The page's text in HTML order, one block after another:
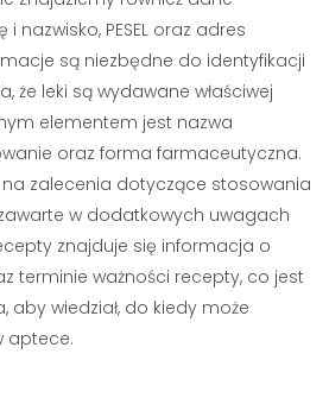
nazwisko, PESEL oraz adres
są niezbędne do identyfikacji
że leki są wydawane właściwej
elementem jest nazwa
oraz forma farmaceutyczna.
zalecenia dotyczące stosowania
w dodatkowych uwagach
znajduje się informacja o
terminie ważności recepty, co jest
aby wiedział, do kiedy może
aptece.